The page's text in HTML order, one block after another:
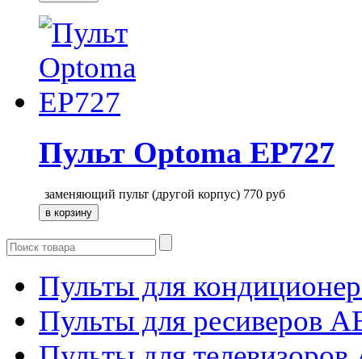
Пульт Optoma EP727
заменяющий пульт (другой корпус) 770 руб
Пульты для
Пульты для ресиверов